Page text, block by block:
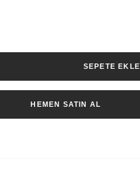
SEPETE EKLE
HEMEN SATIN AL